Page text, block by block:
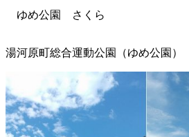
ゆめ公園 さくら
湯河原町総合運動公園（ゆめ公園）